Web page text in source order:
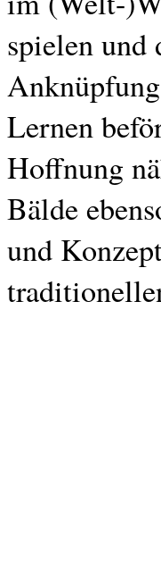
spielen und
Lernen
Hoffnung
Bälde
und